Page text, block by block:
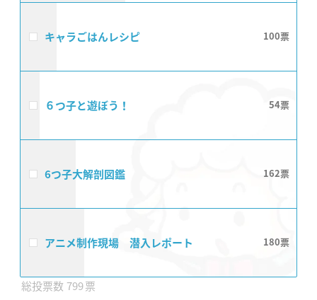
キャラごはんレシピ 100
６つ子と遊ぼう！ 54
6つ子大解剖図鑑 162
アニメ制作現場 潜入レポート 180
799